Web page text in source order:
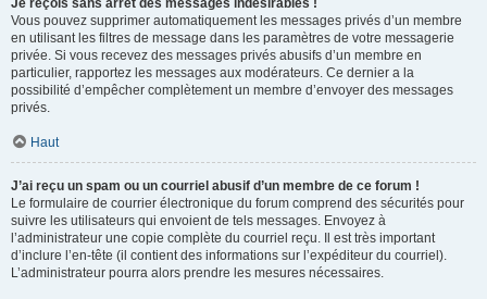
Je reçois sans arrêt des messages indésirables !
Vous pouvez supprimer automatiquement les messages privés d’un membre
en utilisant les filtres de message dans les paramètres de votre messagerie
privée. Si vous recevez des messages privés abusifs d’un membre en
particulier, rapportez les messages aux modérateurs. Ce dernier a la
possibilité d’empêcher complètement un membre d’envoyer des messages
privés.
Haut
J’ai reçu un spam ou un courriel abusif d’un membre de ce forum !
Le formulaire de courrier électronique du forum comprend des sécurités pour
suivre les utilisateurs qui envoient de tels messages. Envoyez à
l’administrateur une copie complète du courriel reçu. Il est très important
d’inclure l’en-tête (il contient des informations sur l’expéditeur du courriel).
L’administrateur pourra alors prendre les mesures nécessaires.